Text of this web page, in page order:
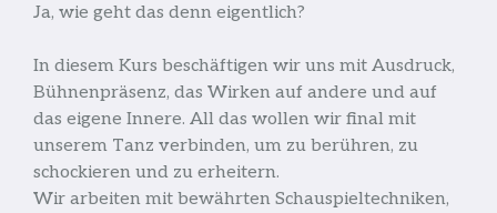
Ja, wie geht das denn eigentlich?
In diesem Kurs beschäftigen wir uns mit Ausdruck,
Bühnenpräsenz, das Wirken auf andere und auf
das eigene Innere. All das wollen wir final mit
unserem Tanz verbinden, um zu berühren, zu
schockieren und zu erheitern.
Wir arbeiten mit bewährten Schauspieltechniken,